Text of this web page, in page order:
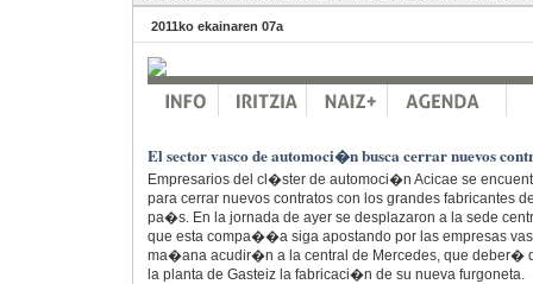
2011ko ekainaren 07a
El sector vasco de automoci�n busca cerrar nuevos
Empresarios del cl�ster de automoci�n Acicae se
para cerrar nuevos contratos con los grandes fabricantes
pa�s. En la jornada de ayer se desplazaron a la sede
que esta compa��a siga apostando por las empresas
ma�ana acudir�n a la central de Mercedes, que deber�
la planta de Gasteiz la fabricaci�n de su nueva furgoneta.